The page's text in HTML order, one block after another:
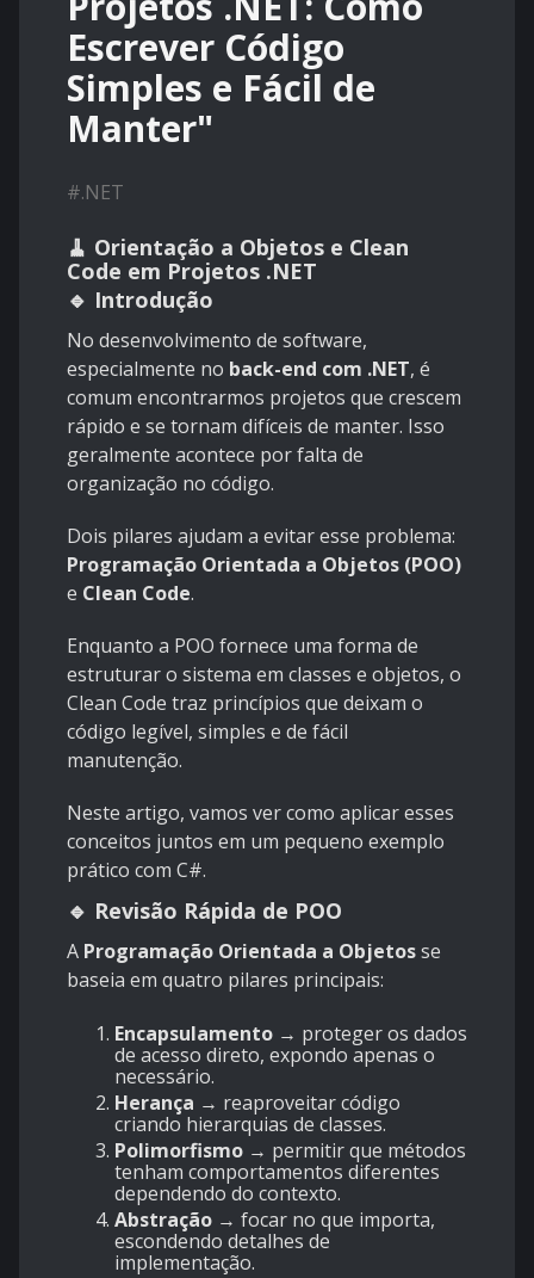
Escrever Código
Simples e Fácil de
Manter"
#.NET
🧹 Orientação a Objetos e Clean
Code em Projetos .NET
🔹 Introdução
No desenvolvimento de software,
especialmente no back-end com .NET, é
comum encontrarmos projetos que crescem
rápido e se tornam difíceis de manter. Isso
geralmente acontece por falta de
organização no código.
Dois pilares ajudam a evitar esse problema:
Programação Orientada a Objetos (POO)
e Clean Code.
Enquanto a POO fornece uma forma de
estruturar o sistema em classes e objetos, o
Clean Code traz princípios que deixam o
código legível, simples e de fácil
manutenção.
Neste artigo, vamos ver como aplicar esses
conceitos juntos em um pequeno exemplo
prático com C#.
🔹 Revisão Rápida de POO
A Programação Orientada a Objetosse
baseia em quatro pilares principais:
Encapsulamento → proteger os dados
de acesso direto, expondo apenas o
necessário.
Herança → reaproveitar código
criando hierarquias de classes.
Polimorfismo → permitir que métodos
tenham comportamentos diferentes
dependendo do contexto.
Abstração → focar no que importa,
escondendo detalhes de
implementação.